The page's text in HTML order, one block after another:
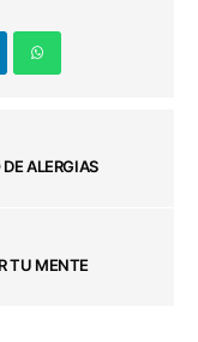
ALERGIAS
TU MENTE